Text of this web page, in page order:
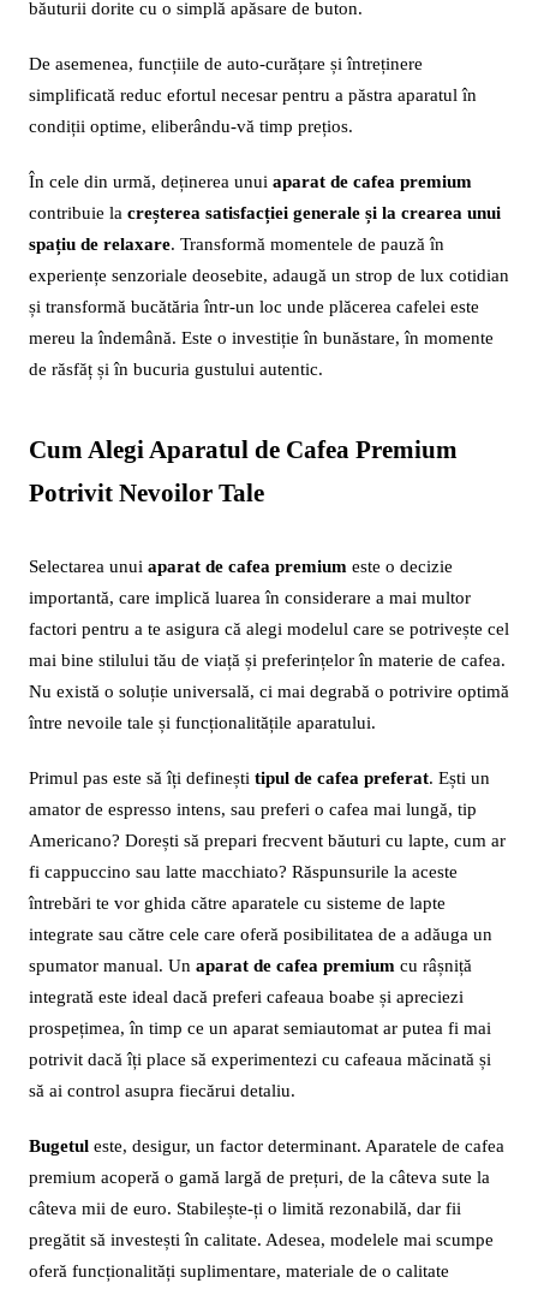
băuturii dorite cu o simplă apăsare de buton.
De asemenea, funcțiile de auto-curățare și întreținere
simplificată reduc efortul necesar pentru a păstra aparatul în
condiții optime, eliberându-vă timp prețios.
În cele din urmă, deținerea unui aparat de cafea premium
contribuie la creșterea satisfacției generale și la crearea unui
spațiu de relaxare. Transformă momentele de pauză în
experiențe senzoriale deosebite, adaugă un strop de lux cotidian
și transformă bucătăria într-un loc unde plăcerea cafelei este
mereu la îndemână. Este o investiție în bunăstare, în momente
de răsfăț și în bucuria gustului autentic.
Cum Alegi Aparatul de Cafea Premium
Potrivit Nevoilor Tale
Selectarea unui aparat de cafea premium este o decizie
importantă, care implică luarea în considerare a mai multor
factori pentru a te asigura că alegi modelul care se potrivește cel
mai bine stilului tău de viață și preferințelor în materie de cafea.
Nu există o soluție universală, ci mai degrabă o potrivire optimă
între nevoile tale și funcționalitățile aparatului.
Primul pas este să îți definești tipul de cafea preferat. Ești un
amator de espresso intens, sau preferi o cafea mai lungă, tip
Americano? Dorești să prepari frecvent băuturi cu lapte, cum ar
fi cappuccino sau latte macchiato? Răspunsurile la aceste
întrebări te vor ghida către aparatele cu sisteme de lapte
integrate sau către cele care oferă posibilitatea de a adăuga un
spumator manual. Un aparat de cafea premium cu râșniță
integrată este ideal dacă preferi cafeaua boabe și apreciezi
prospețimea, în timp ce un aparat semiautomat ar putea fi mai
potrivit dacă îți place să experimentezi cu cafeaua măcinată și
să ai control asupra fiecărui detaliu.
Bugetul este, desigur, un factor determinant. Aparatele de cafea
premium acoperă o gamă largă de prețuri, de la câteva sute la
câteva mii de euro. Stabilește-ți o limită rezonabilă, dar fii
pregătit să investești în calitate. Adesea, modelele mai scumpe
oferă funcționalități suplimentare, materiale de o calitate